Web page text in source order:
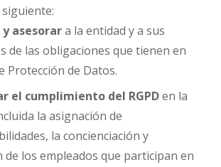
asesorara la entidad y a sus
de las obligaciones que tienen en
Protección de Datos.
el cumplimiento del RGPDen la
la asignación de
la concienciación y
de los empleados que participan en